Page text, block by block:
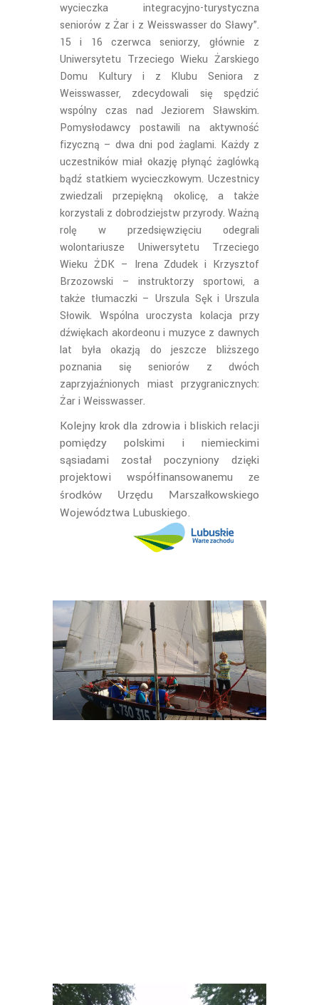
wycieczka integracyjno-turystyczna
seniorów z Żar i z Weisswasser do Sławy”.
15 i 16 czerwca seniorzy, głównie z
Uniwersytetu Trzeciego Wieku Żarskiego
Domu Kultury i z Klubu Seniora z
Weisswasser, zdecydowali się spędzić
wspólny czas nad Jeziorem Sławskim.
Pomysłodawcy postawili na aktywność
fizyczną – dwa dni pod żaglami. Każdy z
uczestników miał okazję płynąć żaglówką
bądź statkiem wycieczkowym. Uczestnicy
zwiedzali przepiękną okolicę, a także
korzystali z dobrodziejstw przyrody. Ważną
rolę w przedsięwzięciu odegrali
wolontariusze Uniwersytetu Trzeciego
Wieku ŻDK – Irena Zdudek i Krzysztof
Brzozowski – instruktorzy sportowi, a
także tłumaczki – Urszula Sęk i Urszula
Słowik. Wspólna uroczysta kolacja przy
dźwiękach akordeonu i muzyce z dawnych
lat była okazją do jeszcze bliższego
poznania się seniorów z dwóch
zaprzyjaźnionych miast przygranicznych:
Żar i Weisswasser.
Kolejny krok dla zdrowia i bliskich relacji
pomiędzy polskimi i niemieckimi
sąsiadami został poczyniony dzięki
projektowi współfinansowanemu
ze
środków Urzędu Marszałkowskiego
Województwa Lubuskiego.